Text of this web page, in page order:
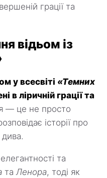
грації та
відьом із
у всесвіті «Темних
в ліричній грації та
— це не просто
історії про
та
таЛенора, тоді як